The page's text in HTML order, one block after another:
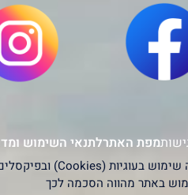
מפת האתרלתנאי השימוש
באתר מהווה הסכמה לכך